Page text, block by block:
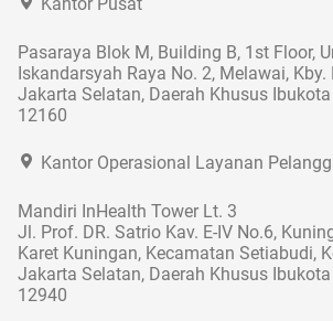
Kantor Pusat
Pasaraya Blok M, Building B, 1st Floor,
Iskandarsyah Raya No. 2, Melawai, Kby.
Jakarta Selatan, Daerah Khusus
12160
Kantor Operasional Layanan
Mandiri InHealth Tower Lt. 3
Jl. Prof. DR. Satrio Kav. E-IV No.6,
Karet Kuningan, Kecamatan Setiabudi,
Jakarta Selatan, Daerah Khusus
12940